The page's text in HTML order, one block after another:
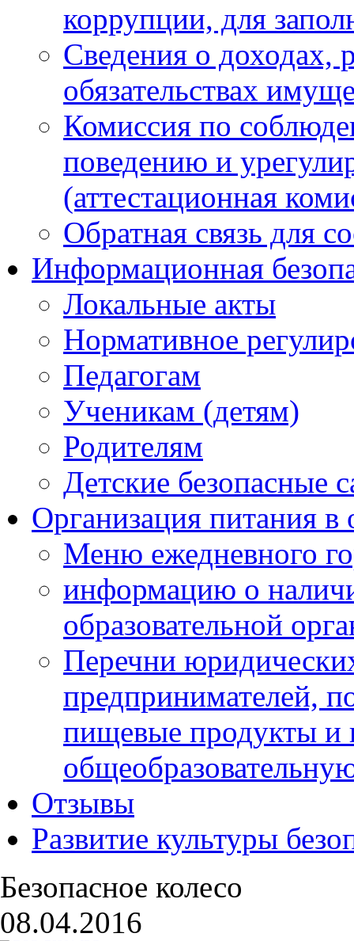
коррупции, для
Сведения о доходах,
обязательствах
Комиссия по
поведению и
(аттестационная
Обратная связь для
Информационная
Локальные акты
Нормативное
Педагогам
Ученикам (детям)
Родителям
Детские безопасные
Организация питания в
Меню ежедневного
информацию о
образовательной
Перечни
предпринимателей,
пищевые продукты и
Отзывы
Развитие культуры
Безопасное колесо
08.04.2016